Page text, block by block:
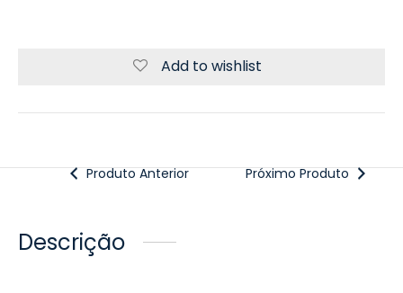
Add to wishlist
Produto Anterior Próximo Produto
Descrição